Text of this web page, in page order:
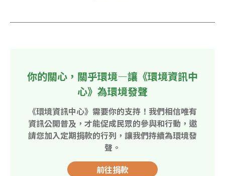
你的關心，關乎環境—讓《環境資訊中
心》為環境發聲
《環境資訊中心》需要你的支持！我們相信唯有
資訊公開普及，才能促成民眾的參與和行動，邀
請您加入定期捐款的行列，讓我們持續為環境發
聲。
前往捐款